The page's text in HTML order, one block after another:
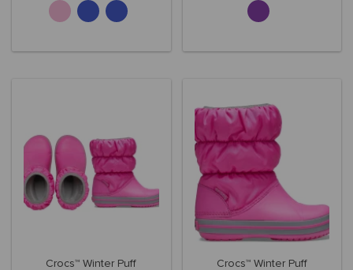
Crocs™ Winter Puff
Crocs™ Winter Puff